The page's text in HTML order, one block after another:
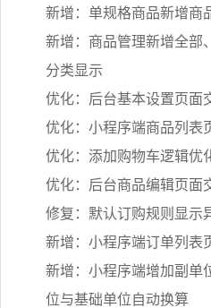
新增：单规格商品新增商
新增：商品管理新增全部
分类显示
优化：后台基本设置页面
优化：小程序端商品列表
优化：添加购物车逻辑优
优化：后台商品编辑页面
修复：默认订购规则显示
新增：小程序端订单列表
新增：小程序端增加副单
位与基础单位自动换算